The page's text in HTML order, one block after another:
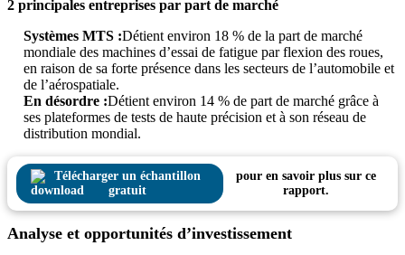
2 principales entreprises par part de marché
Systèmes MTS :Détient environ 18 % de la part de marché
mondiale des machines d’essai de fatigue par flexion des roues,
en raison de sa forte présence dans les secteurs de l’automobile et
de l’aérospatiale.
En désordre :Détient environ 14 % de part de marché grâce à
ses plateformes de tests de haute précision et à son réseau de
distribution mondial.
Télécharger un échantillon
gratuit
pour en savoir plus sur ce
rapport.
Analyse et opportunités d’investissement